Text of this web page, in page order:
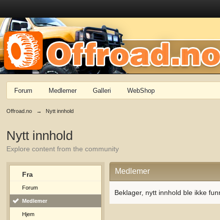
Forum Medlemer Galleri WebShop
Offroad.no → Nytt innhold
Nytt innhold
Explore content from the community
Fra
Forum
Medlemer
Hjem
Medlemer
Beklager, nytt innhold ble ikke